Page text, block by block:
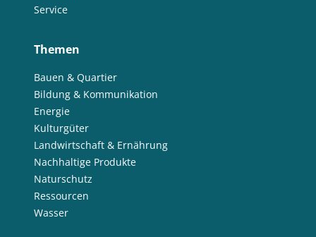
Service
Themen
Bauen & Quartier
Bildung & Kommunikation
Energie
Kulturgüter
Landwirtschaft & Ernährung
Nachhaltige Produkte
Naturschutz
Ressourcen
Wasser